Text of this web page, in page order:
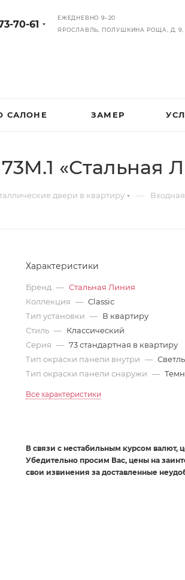
70-61
ЕЖЕДНЕВНО 9–20
ЯРОСЛАВЛЬ, ПОЛУШКИНА РОЩА, Д. 9,
САЛОНЕ ЗАМЕР
«Стальная
двери в квартиру —
Характеристики
Бренд — Стальная Линия
Коллекция — Classic
Тип установки — В квартиру
Стиль — Классический
Серия — 73 стандартная в квартиру
Тип окраски панели внутри —
Тип окраски панели снаружи —
Все характеристики
В связи с нестабильным курсом валют,
Убедительно просим Вас, цены на
свои извинения за доставленные